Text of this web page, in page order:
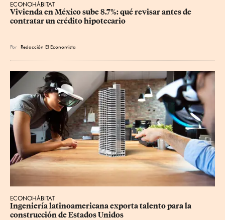
ECONOHÁBITAT
Vivienda en México sube 8.7%: qué revisar antes de
contratar un crédito hipotecario
Por Redacción El Economista
ECONOHÁBITAT
Ingeniería latinoamericana exporta talento para la
construcción de Estados Unidos